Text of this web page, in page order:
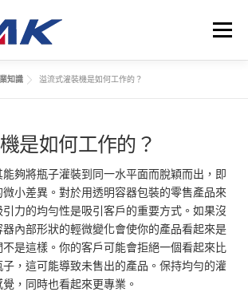
選單
知識 溢流式灌裝機是如何工作的？
是如何工作的？
夠將瓶子灌裝到同一水平面而脫穎而出，即
小差異。對於用透明容器包裝的零售產品來
力的均勻性是吸引客戶的重要方式。如果沒
內部形狀的輕微變化會使你的產品看起來是
是這樣。你的客戶可能會拒絕一個看起來比
，這可能導致未售出的產品。保持均勻的灌
，同時也看起來更專業。